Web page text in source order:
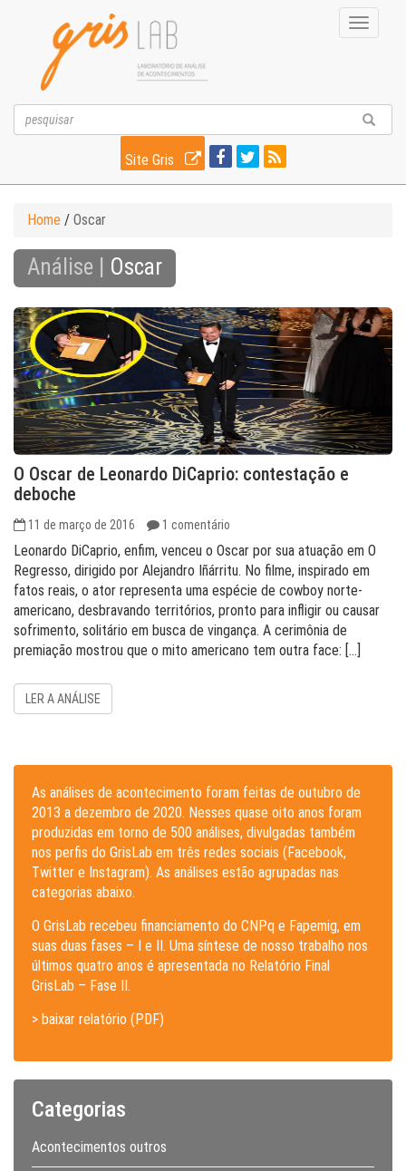
Toggle
Site Gris
Home / Oscar
Análise | Oscar
O Oscar de Leonardo DiCaprio: contestação e
deboche
11 de março de 2016 1 comentário
Leonardo DiCaprio, enfim, venceu o Oscar por sua atuação em O
Regresso, dirigido por Alejandro Iñárritu. No filme, inspirado em
fatos reais, o ator representa uma espécie de cowboy norte-
americano, desbravando territórios, pronto para infligir ou causar
sofrimento, solitário em busca de vingança. A cerimônia de
premiação mostrou que o mito americano tem outra face: […]
LER A ANÁLISE
As análises de acontecimento foram feitas de outubro de
2013 a dezembro de 2020. Nesses quase oito anos foram
produzidas em torno de 500 análises, divulgadas também
nos perfis do GrisLab em três redes sociais (Facebook,
Twitter e Instagram). As análises estão agrupadas nas
categorias abaixo.
O GrisLab recebeu financiamento do CNPq e Fapemig, em
suas duas fases – I e II. Uma síntese de nosso trabalho nos
últimos quatro anos é apresentada no Relatório Final
GrisLab – Fase II.
> baixar relatório (PDF)
Categorias
Acontecimentos outros